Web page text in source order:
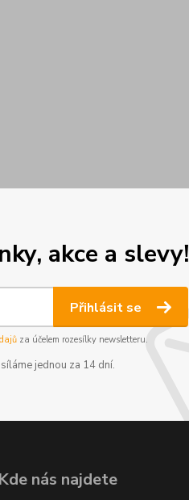
akce a slevy!
Přihlásit se
za účelem rozesílky newsletteru.
jednou za 14 dní.
Kde nás najdete